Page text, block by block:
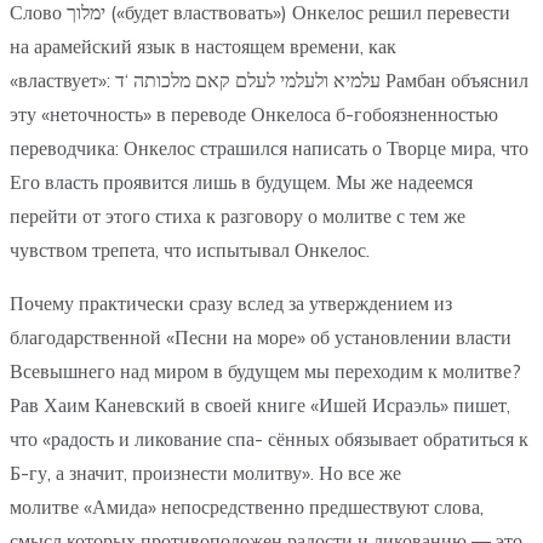
Слово ימלוך («будет властвовать») Онкелос решил перевести
на арамейский язык в настоящем времени, как
«властвует»: עלמיא ולעלמי לעלם קאם מלכותה ‘ד Рамбан объяснил
эту «неточность» в переводе Онкелоса б-гобоязненностью
переводчика: Онкелос страшился написать о Творце мира, что
Его власть проявится лишь в будущем. Мы же надеемся
перейти от этого стиха к разговору о молитве с тем же
чувством трепета, что испытывал Онкелос.
Почему практически сразу вслед за утверждением из
благодарственной «Песни на море» об установлении власти
Всевышнего над миром в будущем мы переходим к молитве?
Рав Хаим Каневский в своей книге «Ишей Исраэль» пишет,
что «радость и ликование спа- сённых обязывает обратиться к
Б-гу, а значит, произнести молитву». Но все же
молитве «Амида» непосредственно предшествуют слова,